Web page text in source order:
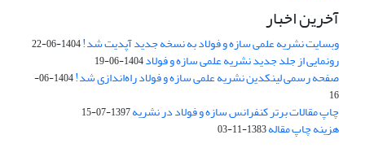
آخرین اخبار
وبسایت نشریه علمی سازه و فولاد به نسخه جدید آپدیت شد!1404-06-22
رونمایی از جلد جدید نشریه علمی سازه و فولاد1404-06-19
صفحه رسمی لینکدین نشریه علمی سازه و فولاد راه‌اندازی شد!
1404-06-
16
چاپ مقالات برتر کنفرانس سازه و فولاد در نشریه1397-07-15
هزینه چاپ مقاله1383-11-03